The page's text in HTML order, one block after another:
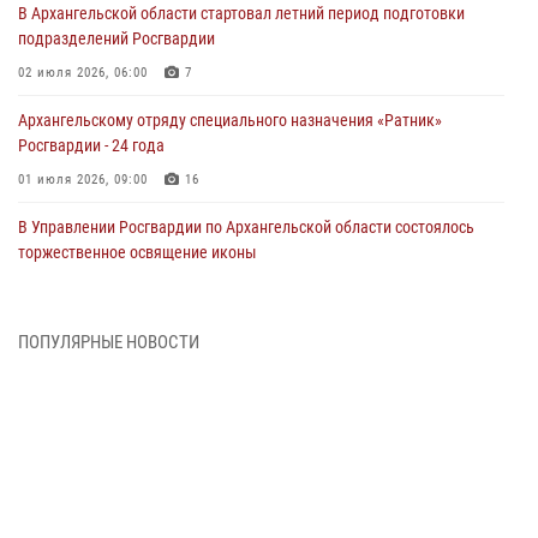
В Архангельской области стартовал летний период подготовки
подразделений Росгвардии
02 июля 2026, 06:00 7
Архангельскому отряду специального назначения «Ратник»
Росгвардии - 24 года
01 июля 2026, 09:00 16
В Управлении Росгвардии по Архангельской области состоялось
торжественное освящение иконы
Военнослужащие по призыву из Архангельской области приняли
ПОПУЛЯРНЫЕ НОВОСТИ